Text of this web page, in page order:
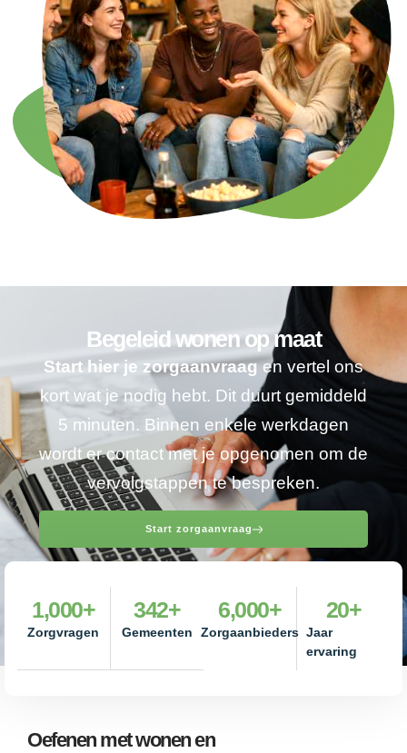
Begeleid wonen op maat
Start hier je zorgaanvraagen vertel ons
kort wat je nodig hebt. Dit duurt gemiddeld
5 minuten. Binnen enkele werkdagen
wordt er contact met je opgenomen om de
vervolgstappen te bespreken.
Start zorgaanvraag
Zorgvragen
1,000+
Gemeenten
342+
Zorgaanbieders
6,000+
Jaar
ervaring
20+
Oefenen met wonen en